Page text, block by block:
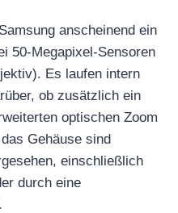
anscheinend ein
50-Megapixel-Sensoren
Es laufen intern
ob zusätzlich ein
optischen Zoom
Gehäuse sind
einschließlich
durch eine